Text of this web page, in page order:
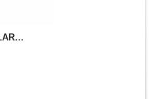
О
фисная настольная лампа ELARA TL90220